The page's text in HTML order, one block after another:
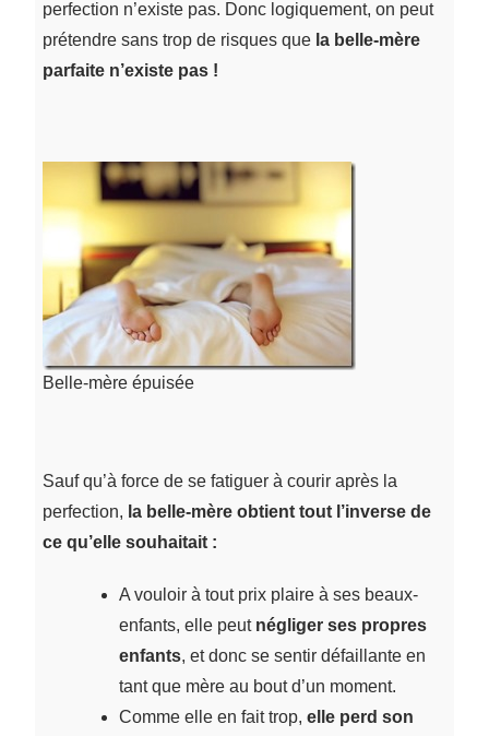
perfection n’existe pas. Donc logiquement, on peut
prétendre sans trop de risques que la belle-mère
parfaite n’existe pas !
Belle-mère épuisée
Sauf qu’à force de se fatiguer à courir après la
perfection, la belle-mère obtient tout l’inverse de
ce qu’elle souhaitait :
A vouloir à tout prix plaire à ses beaux-
enfants, elle peut négliger ses propres
enfants, et donc se sentir défaillante en
tant que mère au bout d’un moment.
Comme elle en fait trop, elle perd son